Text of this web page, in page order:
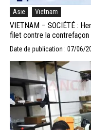
Asie Vietnam
VIETNAM – SOCIÉTÉ :
filet contre la contrefaçon
Date de publication : 07/06/